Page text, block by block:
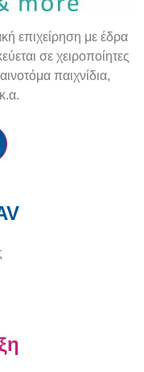
επιχείρηση με έδρα
σε χειροποίητες
παιχνίδια,